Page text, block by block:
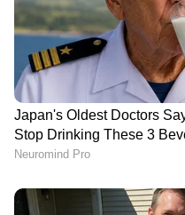
അറിയിക്കാമെന്നാണ്
ബോക്സിംഗ് ഡേ
സെഞ്ചൂറിയനിലാണ്
ടെസ്റ്റ് കേപ്‌ടൗണില്‍
ശേഷം ലണ്ടനില്‍
RECOMMENDED